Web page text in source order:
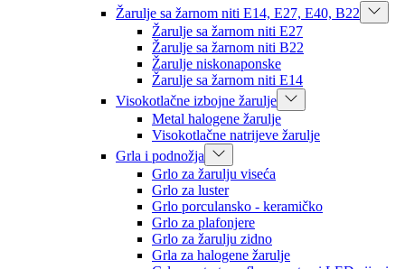
Žarulje sa žarnom niti E14, E27, E40, B22
Žarulje sa žarnom niti E27
Žarulje sa žarnom niti B22
Žarulje niskonaponske
Žarulje sa žarnom niti E14
Visokotlačne izbojne žarulje
Metal halogene žarulje
Visokotlačne natrijeve žarulje
Grla i podnožja
Grlo za žarulju viseća
Grlo za luster
Grlo porculansko - keramičko
Grlo za plafonjere
Grlo za žarulju zidno
Grla za halogene žarulje